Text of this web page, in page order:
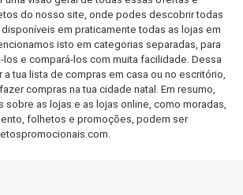
do nosso site, onde podes descobrir todas
em praticamente todas as lojas em
isto em categorias separadas, para
e compará-los com muita facilidade. Dessa
tua lista de compras em casa ou no escritório,
compras na tua cidade natal. Em resumo,
sobre as lojas e as lojas online, como moradas,
folhetos e promoções, podem ser